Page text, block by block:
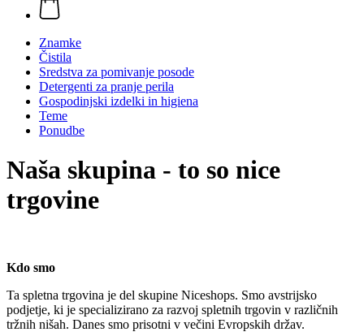
Znamke
Čistila
Sredstva za pomivanje posode
Detergenti za pranje perila
Gospodinjski izdelki in higiena
Teme
Ponudbe
Naša skupina - to so nice
trgovine
Kdo smo
Ta spletna trgovina je del skupine Niceshops. Smo avstrijsko
podjetje, ki je specializirano za razvoj spletnih trgovin v različnih
tržnih nišah. Danes smo prisotni v večini Evropskih držav.